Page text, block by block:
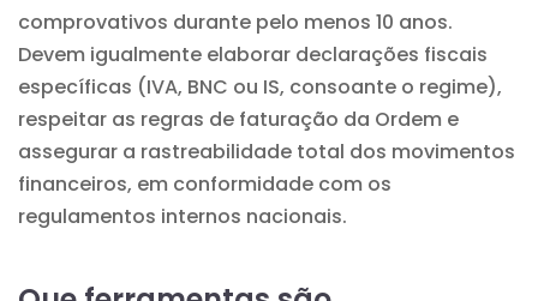
comprovativos durante pelo menos 10 anos.
Devem igualmente elaborar declarações fiscais
específicas (IVA, BNC ou IS, consoante o regime),
respeitar as regras de faturação da Ordem e
assegurar a rastreabilidade total dos movimentos
financeiros, em conformidade com os
regulamentos internos nacionais.